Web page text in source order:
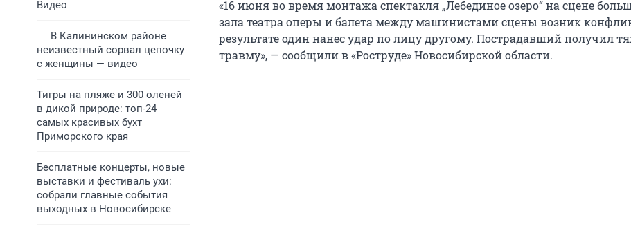
Видео
В Калининском районе
неизвестный сорвал цепочку
с женщины — видео
Тигры на пляже и 300 оленей
в дикой природе: топ-24
самых красивых бухт
Приморского края
Бесплатные концерты, новые
выставки и фестиваль ухи:
собрали главные события
выходных в Новосибирске
«16 июня во время монтажа спектакля „Лебединое озеро“ на сцене
зала театра оперы и балета между машинистами сцены возник
результате один нанес удар по лицу другому. Пострадавший получил
травму», — сообщили в «Роструде» Новосибирской области.